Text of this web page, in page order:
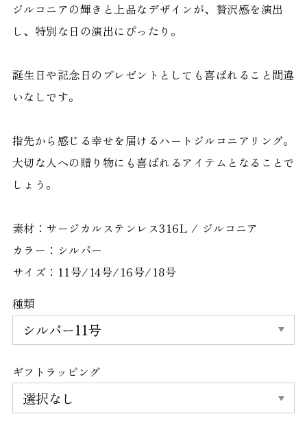
ジルコニアの輝きと上品なデザインが、贅沢感を演出
し、特別な日の演出にぴったり。
誕生日や記念日のプレゼントとしても喜ばれること間違
いなしです。
指先から感じる幸せを届けるハートジルコニアリング。
大切な人への贈り物にも喜ばれるアイテムとなることで
しょう。
素材：サージカルステンレス316L / ジルコニア
カラー：シルバー
サイズ：11号/14号/16号/18号
種類
ギフトラッピング